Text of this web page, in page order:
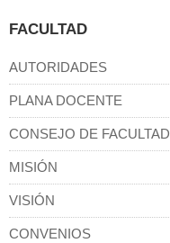
FACULTAD
AUTORIDADES
PLANA DOCENTE
CONSEJO DE FACULTAD
MISIÓN
VISIÓN
CONVENIOS